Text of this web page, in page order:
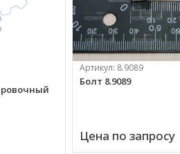
Артикул: 8.9089
Болт 8.9089
Цена по запросу